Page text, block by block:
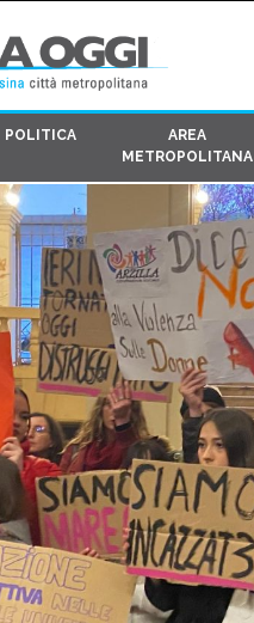
POLITICA
AREA
METROPOLITANA